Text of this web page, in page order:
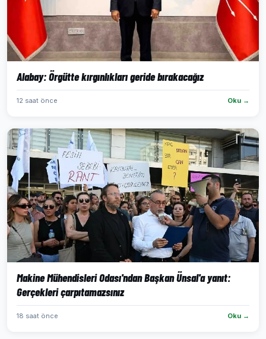
Alabay: Örgütte kırgınlıkları geride bırakacağız
12 saat önce Oku →
Makine Mühendisleri Odası'ndan Başkan Ünsal'a yanıt:
Gerçekleri çarpıtamazsınız
18 saat önce Oku →